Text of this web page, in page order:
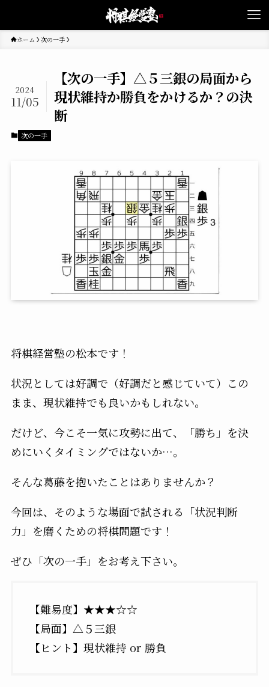
ホーム 次の一手
【次の一手】△５三銀の局面から
現状維持か勝負をかけるか？の決
断
2024
11/05
次の一手
将棋経営塾の松本です！
状況としては好調で（好調だと感じていて）この
まま、現状維持でも良いかもしれない。
だけど、今こそ一気に攻勢に出て、「勝ち」を決
めにいくタイミングではないか…。
そんな葛藤を抱いたことはありませんか？
今回は、そのような場面で試される「状況判断
力」を磨くための将棋問題です！
ぜひ「次の一手」をお考え下さい。
【難易度】★★★☆☆
【局面】△５三銀
【ヒント】現状維持 or 勝負